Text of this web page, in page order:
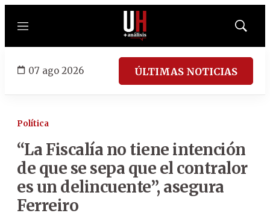
Menú
Mostrar
07 ago 2026 ÚLTIMAS NOTICIAS
Política
“La Fiscalía no tiene intención
de que se sepa que el contralor
es un delincuente”, asegura
Ferreiro